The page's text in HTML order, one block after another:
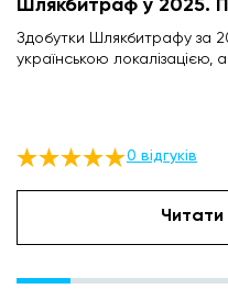
Шлякбитраф у 2025.
Здобутки Шлякбитрафу за
українською локалізацією,
0 відгуків
Читати